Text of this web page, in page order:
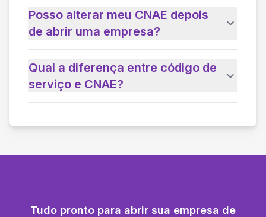
Posso alterar meu CNAE depois
de abrir uma empresa?
Qual a diferença entre código de
serviço e CNAE?
Tudo pronto para abrir sua empresa de